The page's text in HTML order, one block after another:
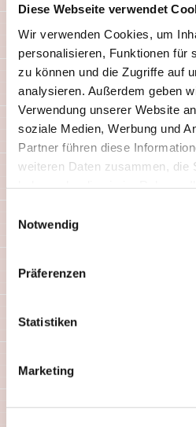
Diese Webseite verwendet
Wir verwenden Cookies, um
personalisieren, Funktionen für
zu können und die Zugriffe auf
analysieren. Außerdem geben
Verwendung unserer Website
soziale Medien, Werbung und
Partner führen diese
weiteren Daten zusammen, die
Notwendig
Präferenzen
Statistiken
Marketing
COMICS
Die Tinte, mit der er
durchsichtig geworden.
die schlaue Biene Rat.